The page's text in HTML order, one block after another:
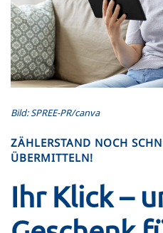
Bild: SPREE-PR/canva
ZÄHLERSTAND NOCH
ÜBERMITTELN!
Ihr Klick –